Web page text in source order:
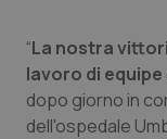
Lombardia
Marche
Dolore
Donna &
“La nostra
lavoro di equipe
dopo giorno in
dell'ospedale